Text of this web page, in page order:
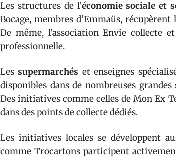
Les structures de l’économie sociale et
Bocage, membres d’Emmaüs,
De même, l’association Envie collecte
professionnelle.
Lessupermarchés et enseignes
disponibles dans de nombreuses
Des initiatives comme celles de Mon Ex
dans des points de collecte dédiés.
Les initiatives locales se développent
comme Trocartons participent